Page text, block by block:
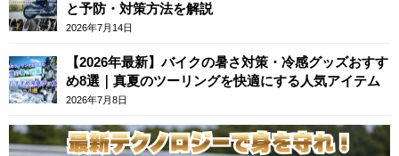
と予防・対策方法を解説
2026年7月14日
【2026年最新】バイクの暑さ対策・冷感グッズおすす
め8選｜真夏のツーリングを快適にする人気アイテム
2026年7月8日